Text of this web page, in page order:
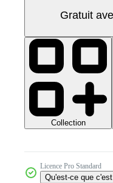
Gratuit
Collection
Licence Pro Standard
Qu'est-ce que